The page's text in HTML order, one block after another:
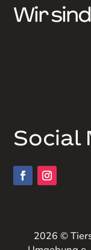
Wir
Social
2026 ©